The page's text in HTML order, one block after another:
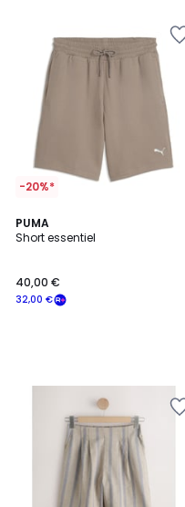
-20%*
PUMA
Short essentiel
32,00 €
40,00 €